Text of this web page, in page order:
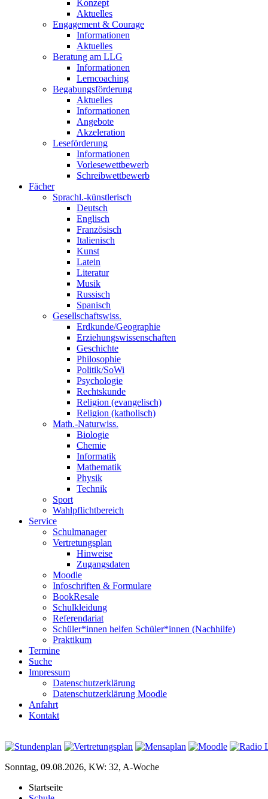
Konzept
Aktuelles
Engagement & Courage
Informationen
Aktuelles
Beratung am LLG
Informationen
Lerncoaching
Begabungsförderung
Aktuelles
Informationen
Angebote
Akzeleration
Leseförderung
Informationen
Vorlesewettbewerb
Schreibwettbewerb
Fächer
Sprachl.-künstlerisch
Deutsch
Englisch
Französisch
Italienisch
Kunst
Latein
Literatur
Musik
Russisch
Spanisch
Gesellschaftswiss.
Erdkunde/Geographie
Erziehungswissenschaften
Geschichte
Philosophie
Politik/SoWi
Psychologie
Rechtskunde
Religion (evangelisch)
Religion (katholisch)
Math.-Naturwiss.
Biologie
Chemie
Informatik
Mathematik
Physik
Technik
Sport
Wahlpflichtbereich
Service
Schulmanager
Vertretungsplan
Hinweise
Zugangsdaten
Moodle
Infoschriften & Formulare
BookResale
Schulkleidung
Referendariat
Schüler*innen helfen Schüler*innen (Nachhilfe)
Praktikum
Termine
Suche
Impressum
Datenschutzerklärung
Datenschutzerklärung Moodle
Anfahrt
Kontakt
Sonntag, 09.08.2026, KW: 32, A-Woche
Startseite